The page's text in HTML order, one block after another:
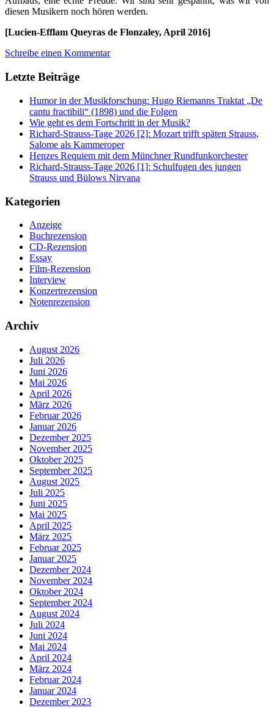
diesen Musikern noch hören werden.
[Lucien-Efflam Queyras de Flonzaley, April 2016]
Schreibe einen Kommentar
Letzte Beiträge
Humor in der Musikforschung: Hugo Riemanns Traktat „De
cantu fractibili“ (1898) und die Folgen
Wie geht es dem Fortschritt in der Musik?
Richard-Strauss-Tage 2026 [2]: Mozart trifft späten Strauss,
Salome als Kammeroper
Henzes Requiem mit dem Münchner Rundfunkorchester
Richard-Strauss-Tage 2026 [1]: Schulfugen des jungen
Strauss und Bülows Nirvana
Kategorien
Anzeige
Buchrezension
CD-Rezension
Essay
Film-Rezension
Interview
Konzertrezension
Notenrezension
Archiv
August 2026
Juli 2026
Juni 2026
Mai 2026
April 2026
März 2026
Februar 2026
Januar 2026
Dezember 2025
November 2025
Oktober 2025
September 2025
August 2025
Juli 2025
Juni 2025
Mai 2025
April 2025
März 2025
Februar 2025
Januar 2025
Dezember 2024
November 2024
Oktober 2024
September 2024
August 2024
Juli 2024
Juni 2024
Mai 2024
April 2024
März 2024
Februar 2024
Januar 2024
Dezember 2023